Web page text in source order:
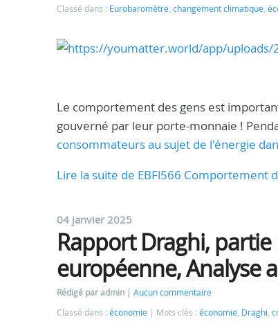
Classé dans : Eurobaromètre, changement climatique,
Le comportement des gens est
gouverné par leur porte-monnaie !
consommateurs au sujet de l'énergie
Lire la suite de EBFl566
04 janvier 2025
Rapport Draghi,
européenne, Analyse
Rédigé par admin
Aucun commentaire
Classé dans : économie Mots clés : économie, Draghi,